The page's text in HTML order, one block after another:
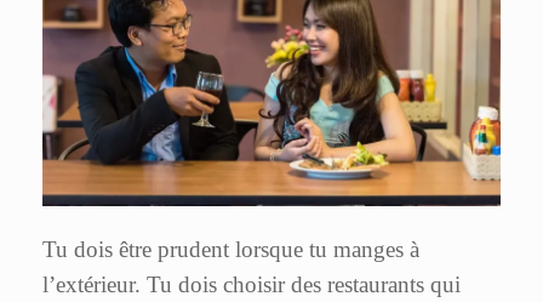
Tu dois être prudent lorsque tu manges à
l’extérieur. Tu dois choisir des restaurants qui